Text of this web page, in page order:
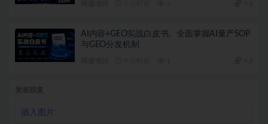
AI内容+GEO实战白皮书。全面掌握AI量产SOP
与GEO分发机制
插入图片